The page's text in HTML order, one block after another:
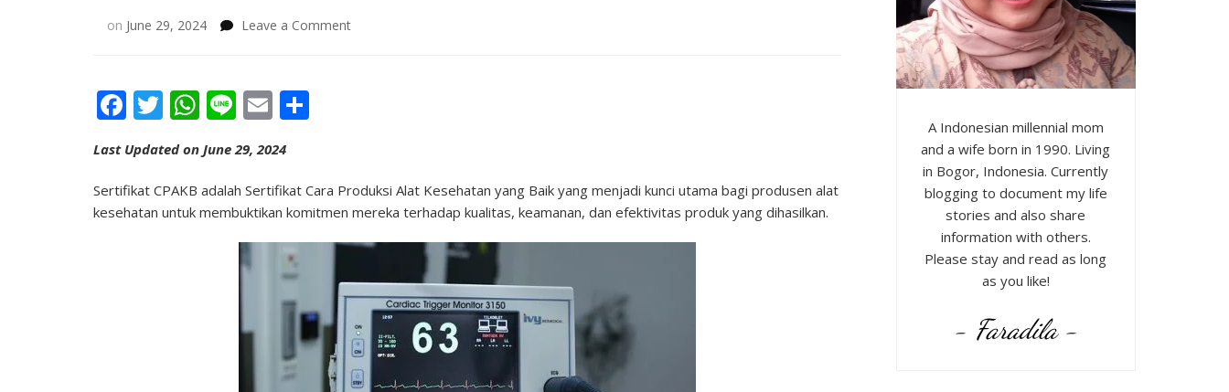
on June 29, 2024 Leave a Commenton
Alat
Kesehatan
Facebook
Twitter
WhatsApp
LineEmail
Last Updated on June 29, 2024
Sertifikat CPAKB adalah Sertifikat Cara Produksi Alat Kesehatan yang Baik yang menjadi kunci utama bagi produsen alat
kesehatan untuk membuktikan komitmen mereka terhadap kualitas, keamanan, dan efektivitas produk yang dihasilkan.
A Indonesian millennial mom
and a wife born in 1990. Living
in Bogor, Indonesia. Currently
blogging to document my life
stories and also share
information with others.
Please stay and read as long
as you like!
- Faradila -